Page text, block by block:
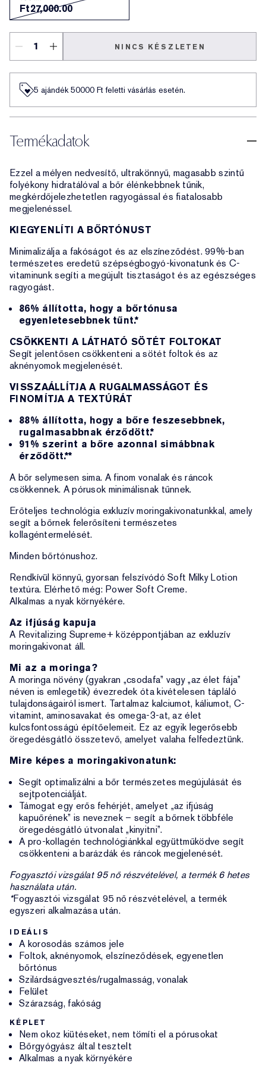
Ft27,000.00
NINCS KÉSZLETEN
5 ajándék 50000​ Ft feletti vásárlás esetén.
Termékadatok
Ezzel a mélyen nedvesítő, ultrakönnyű, magasabb szintű
folyékony hidratálóval a bőr élénkebbnek tűnik,
megkérdőjelezhetetlen ragyogással és fiatalosabb
megjelenéssel.
KIEGYENLÍTI A BŐRTÓNUST
Minimalizálja a fakóságot és az elszíneződést. 99%-ban
természetes eredetű szépségbogyó-kivonatunk és C-
vitaminunk segíti a megújult tisztaságot és az egészséges
ragyogást.
86% állította, hogy a bőrtónusa
egyenletesebbnek tűnt.*
CSÖKKENTI A LÁTHATÓ SÖTÉT FOLTOKAT
Segít jelentősen csökkenteni a sötét foltok és az
aknényomok megjelenését.
VISSZAÁLLÍTJA A RUGALMASSÁGOT ÉS
FINOMÍTJA A TEXTÚRÁT
88% állította, hogy a bőre feszesebbnek,
rugalmasabbnak érződött.*
91% szerint a bőre azonnal simábbnak
érződött.**
A bőr selymesen sima. A finom vonalak és ráncok
csökkennek. A pórusok minimálisnak tűnnek.
Erőteljes technológia exkluzív moringakivonatunkkal, amely
segít a bőrnek felerősíteni természetes
kollagéntermelését.
Minden bőrtónushoz.
Rendkívül könnyű, gyorsan felszívódó Soft Milky Lotion
textúra. Elérhető még: Power Soft Creme.
Alkalmas a nyak környékére.
Az ifjúság kapuja
A Revitalizing Supreme+ középpontjában az exkluzív
moringakivonat áll.
Mi az a moringa?
A moringa növény (gyakran „csodafa” vagy „az élet fája”
néven is emlegetik) évezredek óta kivételesen tápláló
tulajdonságairól ismert. Tartalmaz kalciumot, káliumot, C-
vitamint, aminosavakat és omega-3-at, az élet
kulcsfontosságú építőelemeit. Ez az egyik legerősebb
öregedésgátló összetevő, amelyet valaha felfedeztünk.
Mire képes a moringakivonatunk:
Segít optimalizálni a bőr természetes megújulását és
sejtpotenciálját.
Támogat egy erős fehérjét, amelyet „az ifjúság
kapuőrének” is neveznek – segít a bőrnek többféle
öregedésgátló útvonalat „kinyitni”.
A pro-kollagén technológiánkkal együttműködve segít
csökkenteni a barázdák és ráncok megjelenését.
Fogyasztói vizsgálat 95 nő részvételével, a termék 6 hetes
használata után.
*Fogyasztói vizsgálat 95 nő részvételével, a termék
egyszeri alkalmazása után.
IDEÁLIS
A korosodás számos jele
Foltok, aknényomok, elszíneződések, egyenetlen
bőrtónus
Szilárdságvesztés/rugalmasság, vonalak
Felület
Szárazság, fakóság
KÉPLET
Nem okoz kiütéseket, nem tömíti el a pórusokat
Bőrgyógyász által tesztelt
Alkalmas a nyak környékére